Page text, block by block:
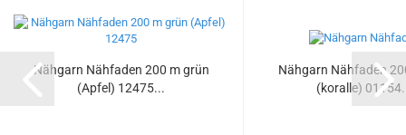
Nähgarn Nähfaden 200 m grün
(Apfel) 12475...
Nähgarn Nähfaden
(koralle)